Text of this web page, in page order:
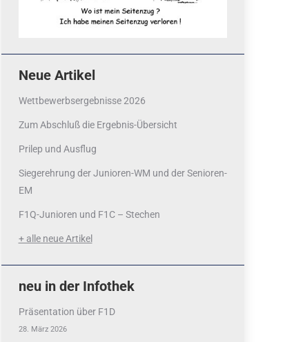
Neue Artikel
Wettbewerbsergebnisse 2026
Zum Abschluß die Ergebnis-Übersicht
Prilep und Ausflug
Siegerehrung der Junioren-WM und der Senioren-
EM
F1Q-Junioren und F1C – Stechen
+ alle neue Artikel
neu in der Infothek
Präsentation über F1D
28. März 2026